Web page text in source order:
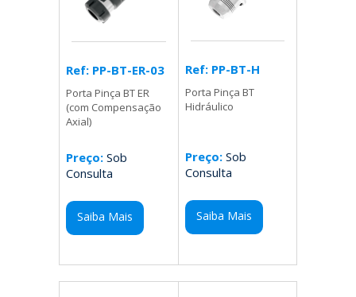
Ref: PP-BT-ER-03
Porta Pinça BT ER
(com Compensação
Axial)
Preço: Sob
Consulta
Saiba Mais
Ref: PP-BT-H
Porta Pinça BT
Hidráulico
Preço:Sob
Consulta
Saiba Mais